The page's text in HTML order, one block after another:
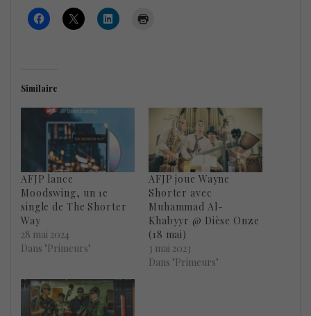
Similaire
AFJP lance
Moodswing, un 1e
single de The Shorter
Way
28 mai 2024
Dans "Primeurs"
AFJP joue Wayne
Shorter avec
Muhammad Al-
Khabyyr @ Dièse Onze
(18 mai)
3 mai 2023
Dans "Primeurs"